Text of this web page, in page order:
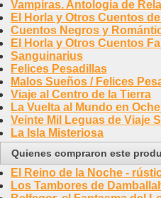
Vampiras. Antología de
El Horla y Otros Cuentos
Cuentos Negros y
El Horla y Otros Cuentos
Sanguinarius
Felices Pesadillas
Malos Sueños / Felices
Viaje al Centro de la Tierra
La Vuelta al Mundo en
Veinte Mil Leguas de Viaje
La Isla Misteriosa
Quienes compraron este
El Reino de la Noche -
Los Tambores de